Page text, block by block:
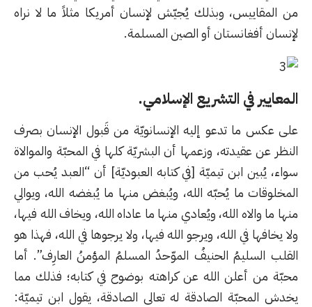
من المقاييس، وبذلك يُجيّش لإنسان أمريكا مثلاً ما لا نراه
لإنسان أفغانستان أو الصين المسلمة.
المعايير في التشريع الإسلامي.
على عكس ما تدعو إليه الإنسانويّة من قَبول الإنسان بصرف
النظر عن عقيدته، وزعمها أن البشريّة كلها في المحبّة والموالاة
سواء، يُبين ابن تيميّة [في كتابه العبوديّة] أن “العبد يُحب من
المخلوقات ما يُحبّه الله، ويُبغض منها ما يُبغضه الله، ويوالي
منها ما والاه الله، ويُعادي منها ما عاداه الله، ويخاف الله فيها،
ولا يخافها في الله، ويرجو الله فيها، ولا يرجوها في الله، فهذا هو
القلب السليمُ الحنيفُ الموّحدُ المسلمُ المؤمنُ العارِف”. أما
محبّة من أعلن الله عن كراهته بوضوح في كتابه؛ فذلك مما
يخدش المحبّة الصادقة له تعالى الصادقة، يقول ابن تيميّة: